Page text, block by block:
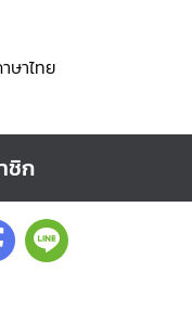
ษาไทย
ชิก